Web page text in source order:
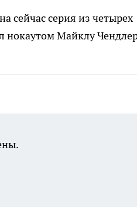
сейчас серия из четырех
нокаутом Майклу